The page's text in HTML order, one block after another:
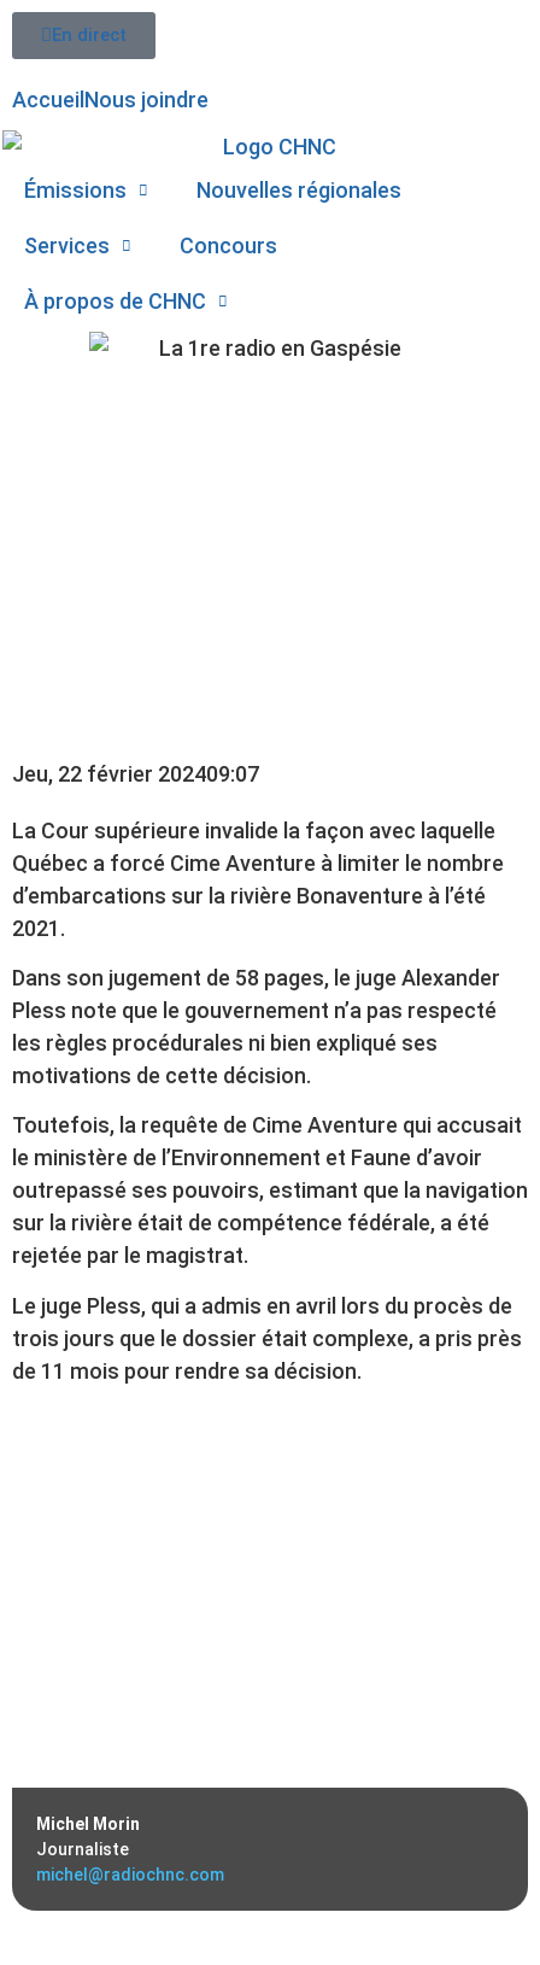
En direct
Accueil Nous joindre
Émissions Nouvelles régionales
Services Concours
À propos de CHNC
Michel Morin
Journaliste
michel@radiochnc.com
Jeu, 22 février 202409:07
La Cour supérieure invalide la façon avec laquelle
Québec a forcé Cime Aventure à limiter le nombre
d’embarcations sur la rivière Bonaventure à l’été
2021.
Dans son jugement de 58 pages, le juge Alexander
Pless note que le gouvernement n’a pas respecté
les règles procédurales ni bien expliqué ses
motivations de cette décision.
Toutefois, la requête de Cime Aventure qui accusait
le ministère de l’Environnement et Faune d’avoir
outrepassé ses pouvoirs, estimant que la navigation
sur la rivière était de compétence fédérale, a été
rejetée par le magistrat.
Le juge Pless, qui a admis en avril lors du procès de
trois jours que le dossier était complexe, a pris près
de 11 mois pour rendre sa décision.